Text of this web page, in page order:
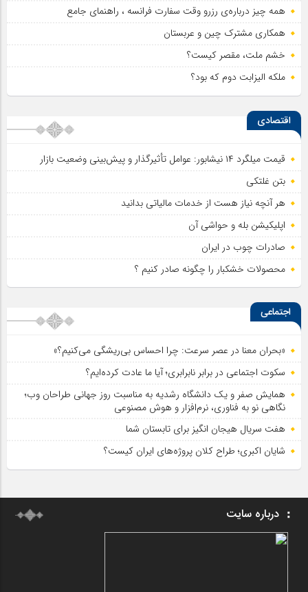
همه چیز درباره‌ی رزرو وقت سفارت فرانسه ، راهنمای جامع
همکاری مشترک چین و عربستان
خشم ملت، مقصر کیست؟
ملکه الیزابت دوم که بود؟
اقتصادی
قیمت میلگرد ۱۴ نیشابور: عوامل تأثیرگذار و پیش‌بینی وضعیت بازار
بتن غلتکی
هر آنچه نیاز هست از خدمات مالیاتی بدانید
اپلیکیشن بله و حواشی آن
صادرات چوب در ایران
محصولات خشکبار را چگونه صادر کنیم ؟
اجتماعی
«بحران معنا در عصر سرعت: چرا احساس بی‌ریشگی می‌کنیم؟»
سکوت اجتماعی در برابر نابرابری؛ آیا ما عادت کرده‌ایم؟
همایش صفر و یک دانشگاه رشدیه به مناسبت روز جهانی طراحان وب؛
نگاهی نو به فناوری، نرم‌افزار و هوش مصنوعی
هفت سریال هیجان انگیز برای تابستان شما
شایان اکبری؛ طراح کلان پروژه‌های ایران کیست؟
درباره سایت